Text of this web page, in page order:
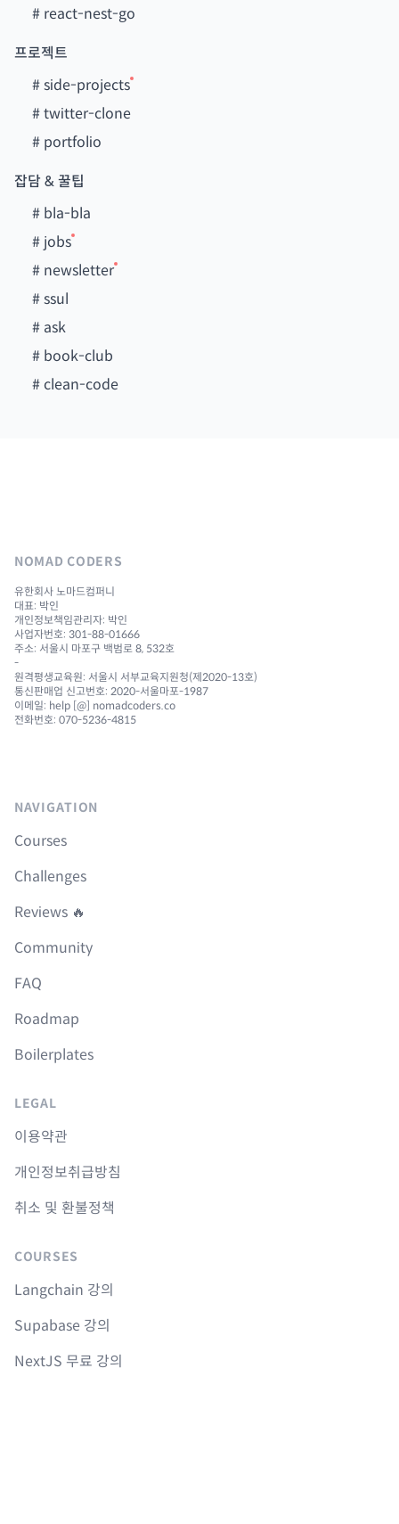
# react-nest-go
프로젝트
#side-projects
#twitter-clone
# portfolio
잡담 & 꿀팁
# bla-bla
# jobs
# newsletter
#ssul
# ask
# book-club
#clean-code
NOMAD CODERS
유한회사 노마드컴퍼니
대표: 박인
개인정보책임관리자: 박인
사업자번호: 301-88-01666
주소: 서울시 마포구 백범로 8, 532호
-
원격평생교육원: 서울시 서부교육지원청(제2020-13호)
통신판매업 신고번호: 2020-서울마포-1987
이메일: help [@] nomadcoders.co
전화번호: 070-5236-4815
NAVIGATION
Courses
Challenges
Reviews 🔥
Community
FAQ
Roadmap
Boilerplates
LEGAL
이용약관
개인정보취급방침
취소 및 환불정책
COURSES
Langchain 강의
Supabase 강의
NextJS 무료 강의